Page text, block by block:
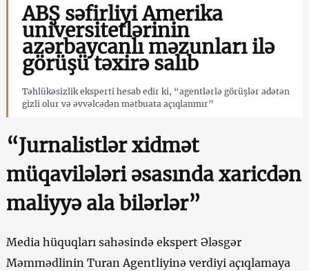
ABŞ səfirliyi Amerika
universitetlərinin
azərbaycanlı məzunları ilə
görüşü təxirə salıb
Təhlükəsizlik eksperti hesab edir ki, “agentlərlə görüşlər adətən
gizli olur və əvvəlcədən mətbuata açıqlanmır”
“Jurnalistlər xidmət
müqavilələri əsasında xaricdən
maliyyə ala bilərlər”
Media hüquqları sahəsində ekspert Ələsgər
Məmmədlinin Turan Agentliyinə verdiyi açıqlamaya